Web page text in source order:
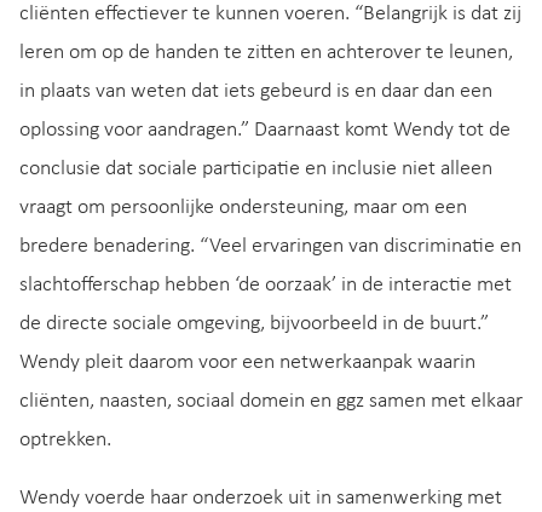
cliënten effectiever te kunnen voeren. “Belangrijk is dat zij
leren om op de handen te zitten en achterover te leunen,
in plaats van weten dat iets gebeurd is en daar dan een
oplossing voor aandragen.” Daarnaast komt Wendy tot de
conclusie dat sociale participatie en inclusie niet alleen
vraagt om persoonlijke ondersteuning, maar om een
bredere benadering. “Veel ervaringen van discriminatie en
slachtofferschap hebben ‘de oorzaak’ in de interactie met
de directe sociale omgeving, bijvoorbeeld in de buurt.”
Wendy pleit daarom voor een netwerkaanpak waarin
cliënten, naasten, sociaal domein en ggz samen met elkaar
optrekken.
Wendy voerde haar onderzoek uit in samenwerking met